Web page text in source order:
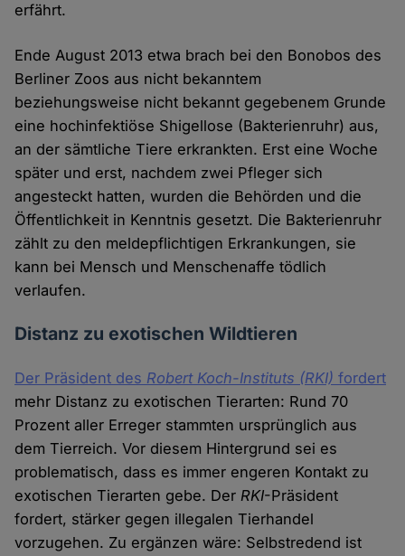
erfährt.
Ende August 2013 etwa brach bei den Bonobos des
Berliner Zoos aus nicht bekanntem
beziehungsweise nicht bekannt gegebenem Grunde
eine hochinfektiöse Shigellose (Bakterienruhr) aus,
an der sämtliche Tiere erkrankten. Erst eine Woche
später und erst, nachdem zwei Pfleger sich
angesteckt hatten, wurden die Behörden und die
Öffentlichkeit in Kenntnis gesetzt. Die Bakterienruhr
zählt zu den meldepflichtigen Erkrankungen, sie
kann bei Mensch und Menschenaffe tödlich
verlaufen.
Distanz zu exotischen Wildtieren
Der Präsident des Robert Koch-Instituts (RKI) fordert
mehr Distanz zu exotischen Tierarten: Rund 70
Prozent aller Erreger stammten ursprünglich aus
dem Tierreich. Vor diesem Hintergrund sei es
problematisch, dass es immer engeren Kontakt zu
exotischen Tierarten gebe. DerRKI-Präsident
fordert, stärker gegen illegalen Tierhandel
vorzugehen. Zu ergänzen wäre: Selbstredend ist